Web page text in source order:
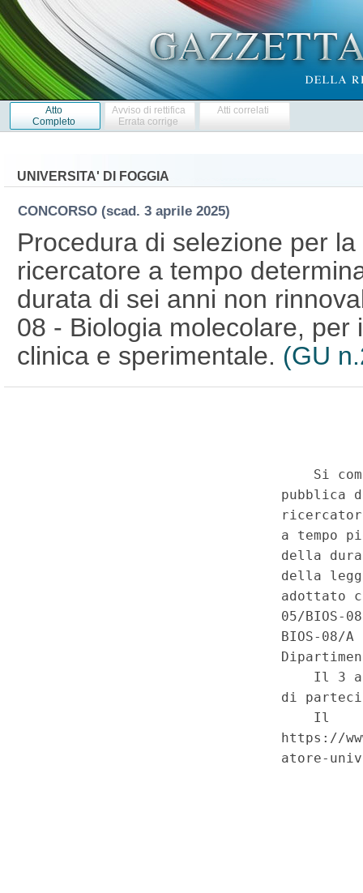
Atto
Completo
Avviso di rettifica
Errata corrige
Atti correlati
UNIVERSITA' DI FOGGIA
CONCORSO (scad. 3 aprile 2025)
Procedura di selezione per
ricercatore a tempo
durata di sei anni non
08 - Biologia molecolare, per
clinica e sperimentale. (GU